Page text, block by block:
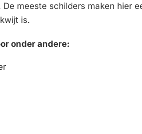
meeste schilders maken hier
is.
onder andere: